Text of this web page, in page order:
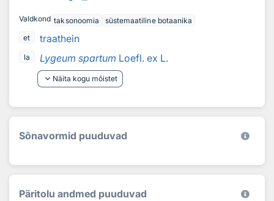
Valdkond taksonoomia
süstemaatiline botaanika
et
traathein
la Lygeum spartum Loefl. ex L.
keyboard_arrow_down Näita kogu mõistet
Sõnavormid puuduvad
Päritolu andmed puuduvad